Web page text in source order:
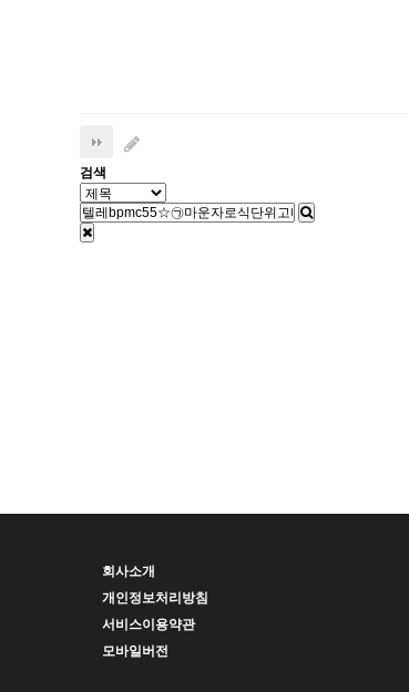
검색
회사소개
개인정보처리방침
서비스이용약관
모바일버전